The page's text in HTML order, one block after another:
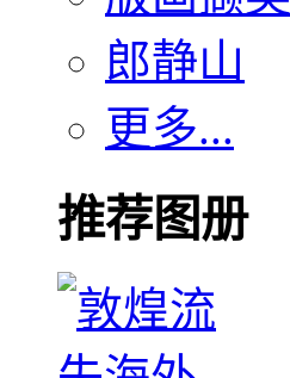
郎静山
更多...
推荐图册